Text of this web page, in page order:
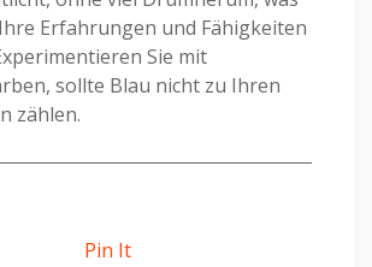
Erfahrungen und Fähigkeiten
Sie mit
sollte Blau nicht zu Ihren
zählen.
Pin It